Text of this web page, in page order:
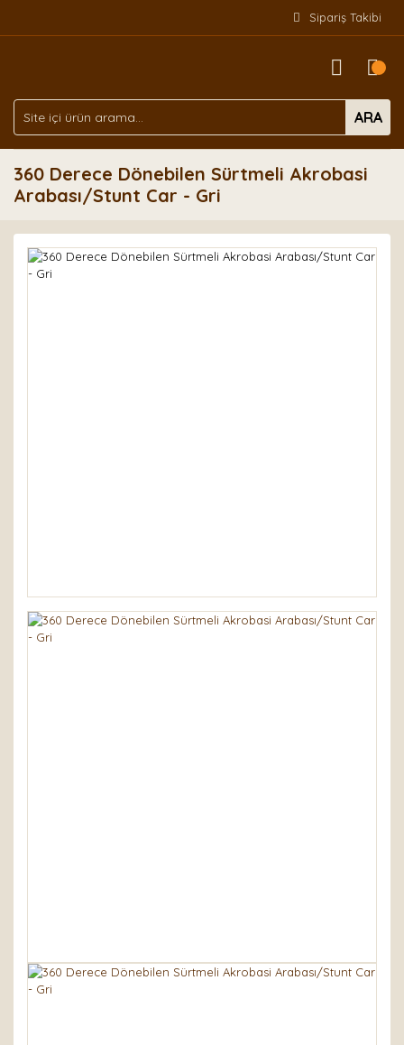
Sipariş Takibi
ARA
360 Derece Dönebilen Sürtmeli Akrobasi
Arabası/Stunt Car - Gri